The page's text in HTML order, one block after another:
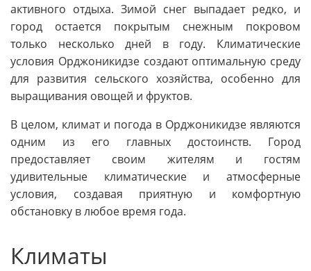
активного отдыха. Зимой снег выпадает редко, и
город остается покрытым снежным покровом
только несколько дней в году. Климатические
условия Орджоникидзе создают оптимальную среду
для развития сельского хозяйства, особенно для
выращивания овощей и фруктов.
В целом, климат и погода в Орджоникидзе являются
одним из его главных достоинств. Город
предоставляет своим жителям и гостям
удивительные климатические и атмосферные
условия, создавая приятную и комфортную
обстановку в любое время года.
Климаты